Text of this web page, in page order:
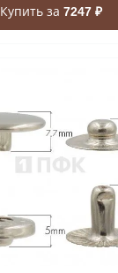
Купить за 7247 ₽